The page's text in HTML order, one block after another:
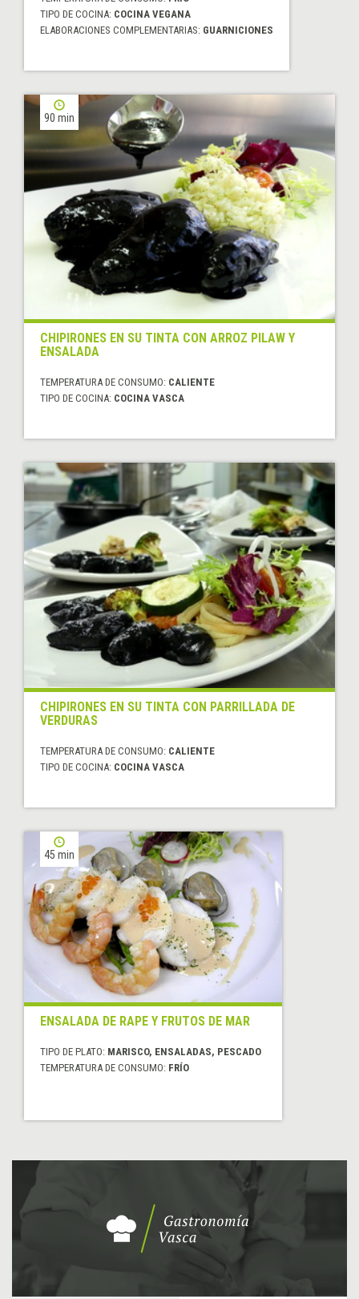
TIPO DE COCINA: COCINA VEGANA
ELABORACIONES COMPLEMENTARIAS: GUARNICIONES
90 min
CHIPIRONES EN SU TINTA CON ARROZ PILAW Y
ENSALADA
TEMPERATURA DE CONSUMO: CALIENTE
TIPO DE COCINA: COCINA VASCA
CHIPIRONES EN SU TINTA CON PARRILLADA DE
VERDURAS
TEMPERATURA DE CONSUMO: CALIENTE
TIPO DE COCINA: COCINA VASCA
45 min
ENSALADA DE RAPE Y FRUTOS DE MAR
TIPO DE PLATO: MARISCO, ENSALADAS, PESCADO
TEMPERATURA DE CONSUMO: FRÍO